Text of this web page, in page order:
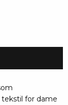
for dame